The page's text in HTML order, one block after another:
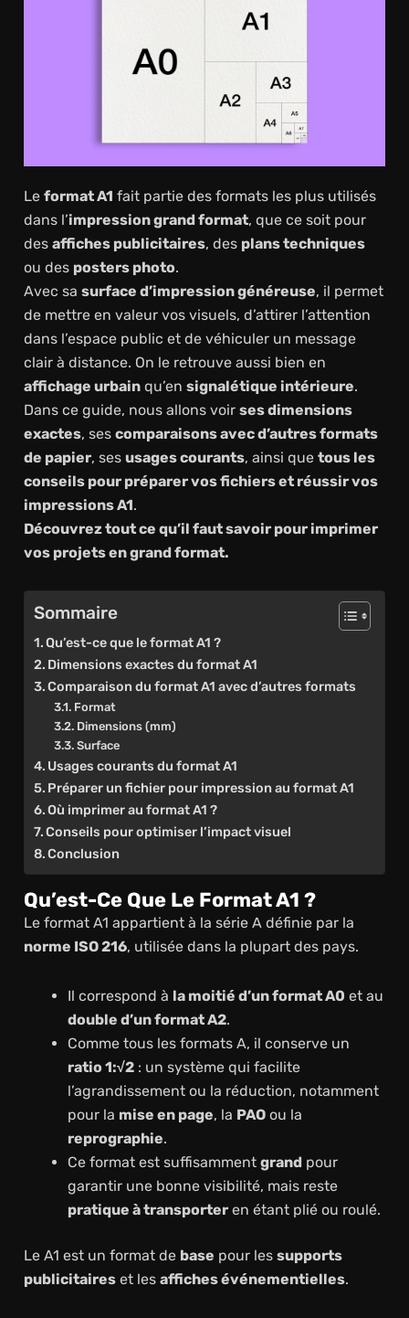
Le format A1 fait partie des formats les plus utilisés
dans l’impression grand format, que ce soit pour
des affiches publicitaires, des plans techniques
ou des posters photo.
Avec sa surface d’impression généreuse, il permet
de mettre en valeur vos visuels, d’attirer l’attention
dans l’espace public et de véhiculer un message
clair à distance. On le retrouve aussi bien en
affichage urbainqu’en signalétique intérieure.
Dans ce guide, nous allons voir ses dimensions
exactes, ses comparaisons avec d’autres formats
de papier, ses usages courants, ainsi que tous les
conseils pour préparer vos fichiers et réussir vos
impressions A1.
Découvrez tout ce qu’il faut savoir pour imprimer
vos projets en grand format.
Sommaire
Qu’est-ce que le format A1 ?
Dimensions exactes du format A1
Comparaison du format A1 avec d’autres formats
Format
Dimensions (mm)
Surface
Usages courants du format A1
Préparer un fichier pour impression au format A1
Où imprimer au format A1 ?
Conseils pour optimiser l’impact visuel
Conclusion
Qu’est-Ce Que Le Format A1 ?
Le format A1 appartient à la série A définie par la
norme ISO 216, utilisée dans la plupart des pays.
Il correspond à la moitié d’un format A0 et au
double d’un format A2.
Comme tous les formats A, il conserve un
ratio 1:√2: un système qui facilite
l’agrandissement ou la réduction, notamment
pour la mise en page, la PAOou la
reprographie.
Ce format est suffisamment grandpour
garantir une bonne visibilité, mais reste
pratique à transporteren étant plié ou roulé.
Le A1 est un format de base pour les supports
publicitaireset les affiches événementielles.